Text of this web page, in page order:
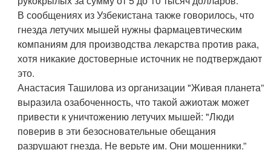
В сообщениях из Узбекистана также говорилось, что
гнезда летучих мышей нужны фармацевтическим
компаниям для производства лекарства против рака,
хотя никакие достоверные источник не подтверждают
это.
Анастасия Ташилова из организации "Живая планета”
выразила озабоченность, что такой ажиотаж может
привести к уничтожению летучих мышей: "Люди
поверив в эти безосновательные обещания
разрушают гнезда. Не верьте им. Они мошенники.”